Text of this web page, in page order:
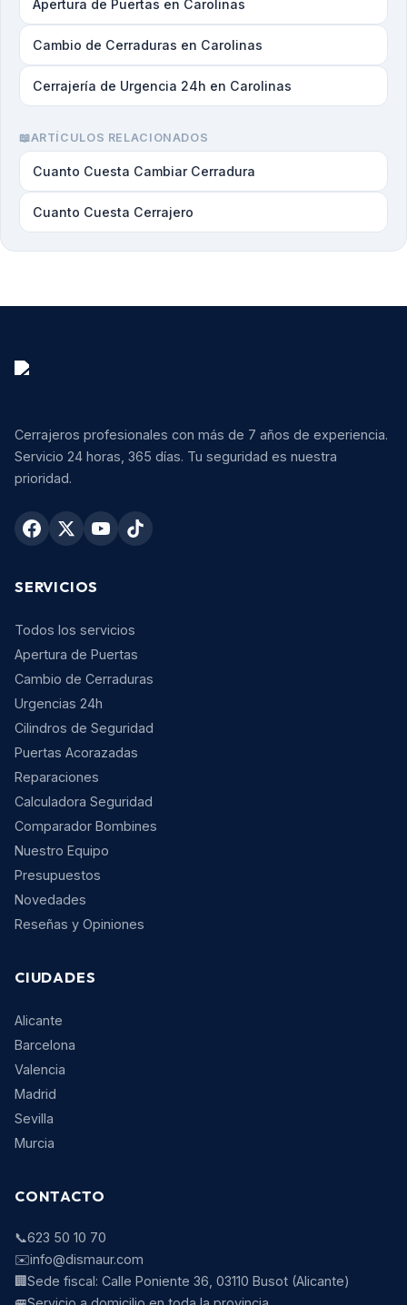
Apertura de Puertas en Carolinas
Cambio de Cerraduras en Carolinas
Cerrajería de Urgencia 24h en Carolinas
📖ARTÍCULOS RELACIONADOS
Cuanto Cuesta Cambiar Cerradura
Cuanto Cuesta Cerrajero
Cerrajeros profesionales con más de 7 años de experiencia.
Servicio 24 horas, 365 días. Tu seguridad es nuestra
prioridad.
SERVICIOS
Todos los servicios
Apertura de Puertas
Cambio de Cerraduras
Urgencias 24h
Cilindros de Seguridad
Puertas Acorazadas
Reparaciones
Calculadora Seguridad
Comparador Bombines
Nuestro Equipo
Presupuestos
Novedades
Reseñas y Opiniones
CIUDADES
Alicante
Barcelona
Valencia
Madrid
Sevilla
Murcia
CONTACTO
📞623 50 10 70
✉️info@dismaur.com
🏢Sede fiscal: Calle Poniente 36 03110 Busot (Alicante)